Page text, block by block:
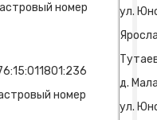
номер
номер
ул.
д.
ул.